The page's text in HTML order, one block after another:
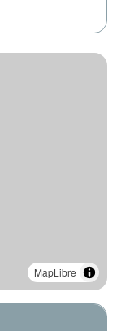
MapLibre